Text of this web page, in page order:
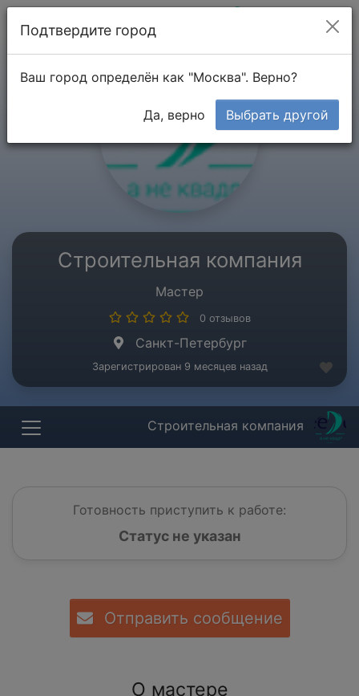
Строительная компания
Мастер
0 отзывов
Санкт-Петербург
Зарегистрирован 9 месяцев назад
Строительная компания
Готовность приступить к работе:
Статус не указан
Отправить сообщение
О мастере
Подтвердите город
Ваш город определён как "Москва". Верно?
Да, верно Выбрать другой